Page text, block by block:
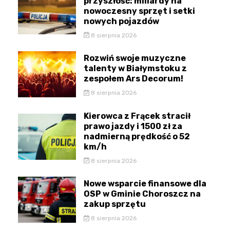
nowoczesny sprzęt i setki
nowych pojazdów
8 sierpnia 2026
Rozwiń swoje muzyczne
talenty w Białymstoku z
zespołem Ars Decorum!
8 sierpnia 2026
Kierowca z Frącek stracił
prawo jazdy i 1500 zł za
nadmierną prędkość o 52
km/h
8 sierpnia 2026
Nowe wsparcie finansowe dla
OSP w Gminie Choroszcz na
zakup sprzętu
8 sierpnia 2026